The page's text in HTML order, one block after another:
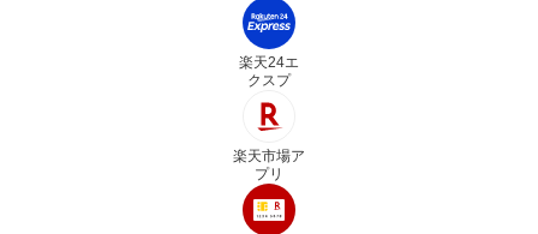
楽天24エ
クスプ
楽天市場ア
プリ